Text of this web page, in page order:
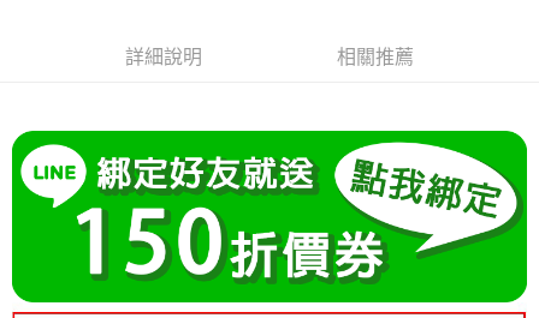
2.付款方式選擇「大哥付你分期」，訂單成立後會自動跳轉到大哥付的交易
4.訂單成立30分鐘內，如未前往確認交易或遇審核未通過，訂單將自動取
消。如遇「轉專審核」未通過狀況，表示未達大哥付你分期系統評分，恕無
法說明評估內容。
【繳款方式說明】
1.分期款項不併入電信帳單，「大哥付你分期」於每月結算日後寄送繳費提
2.透過簡訊連結打開帳單後，可選擇「超商條碼／台灣大直營門市／銀行轉
帳／街口支付／iPASS MONEY」等通路繳費。
１．簡單：不需註冊會員、不需綁卡、不需儲值。
２．便利：只要手機號碼，簡訊認證，即可結帳。
３．安心：先確認商品／服務後，再付款。
【「AFTEE先享後付」結帳流程】
１．於結帳方式選擇「AFTEE先享後付」後，將跳轉至「AFTEE先享後付」
結帳頁面，進行簡訊認證並確認金額後，即可完成結帳。
２．訂單成立數日內，您將收到繳費通知簡訊。
相關說明
「Hami Point」為中華電信所提供之點數服務，可於會員專區綁定中華電信
會員帳號後，即可在購物車使用 Hami Point 折抵消費金額 (1點等於1元)。
ATM付款
運送方式
全家付款取貨
每筆NT$80，滿NT$699(含以上)免運費
詳細說明 相關推薦